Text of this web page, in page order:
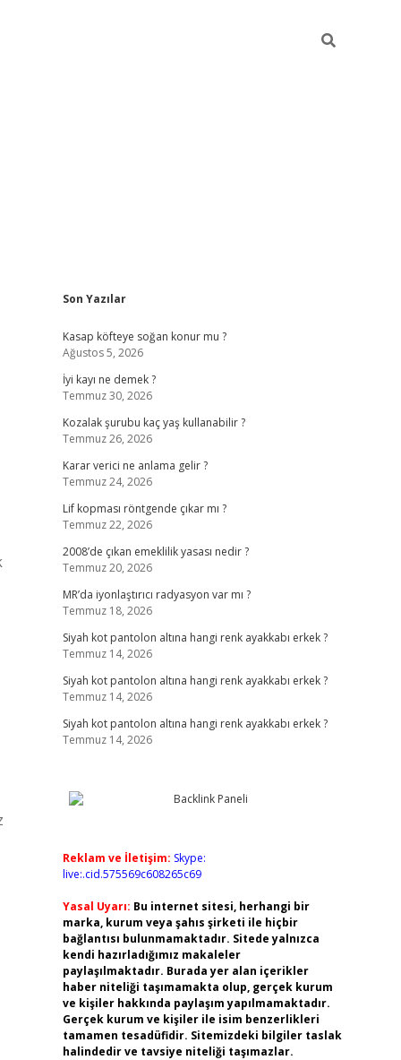
Sidebar
Son Yazılar
Kasap köfteye soğan konur mu ?
Ağustos 5, 2026
İyi kayı ne demek ?
Temmuz 30, 2026
Kozalak şurubu kaç yaş kullanabilir ?
Temmuz 26, 2026
Karar verici ne anlama gelir ?
Temmuz 24, 2026
Lif kopması röntgende çıkar mı ?
Temmuz 22, 2026
2008’de çıkan emeklilik yasası nedir ?
Temmuz 20, 2026
MR’da iyonlaştırıcı radyasyon var mı ?
Temmuz 18, 2026
Siyah kot pantolon altına hangi renk ayakkabı erkek ?
Temmuz 14, 2026
Siyah kot pantolon altına hangi renk ayakkabı erkek ?
Temmuz 14, 2026
Siyah kot pantolon altına hangi renk ayakkabı erkek ?
Temmuz 14, 2026
Reklam ve İletişim: Skype:
live:.cid.575569c608265c69
Yasal Uyarı: Bu internet sitesi, herhangi bir
marka, kurum veya şahıs şirketi ile hiçbir
bağlantısı bulunmamaktadır. Sitede yalnızca
kendi hazırladığımız makaleler
paylaşılmaktadır. Burada yer alan içerikler
haber niteliği taşımamakta olup, gerçek kurum
ve kişiler hakkında paylaşım yapılmamaktadır.
Gerçek kurum ve kişiler ile isim benzerlikleri
tamamen tesadüfidir. Sitemizdeki bilgiler taslak
halindedir ve tavsiye niteliği taşımazlar.